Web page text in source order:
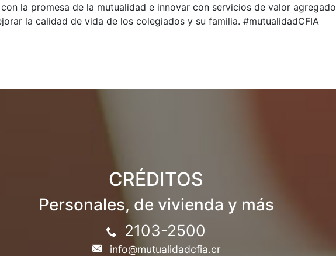
la promesa de la mutualidad e innovar con servicios de valor agregado
la calidad de vida de los colegiados y su familia. #mutualidadCFIA
CRÉDITOS
Personales, de vivienda y más
2103-2500
info@mutualidadcfia.cr